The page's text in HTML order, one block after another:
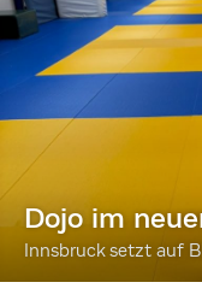
Dojo im
Innsbruck setzt auf